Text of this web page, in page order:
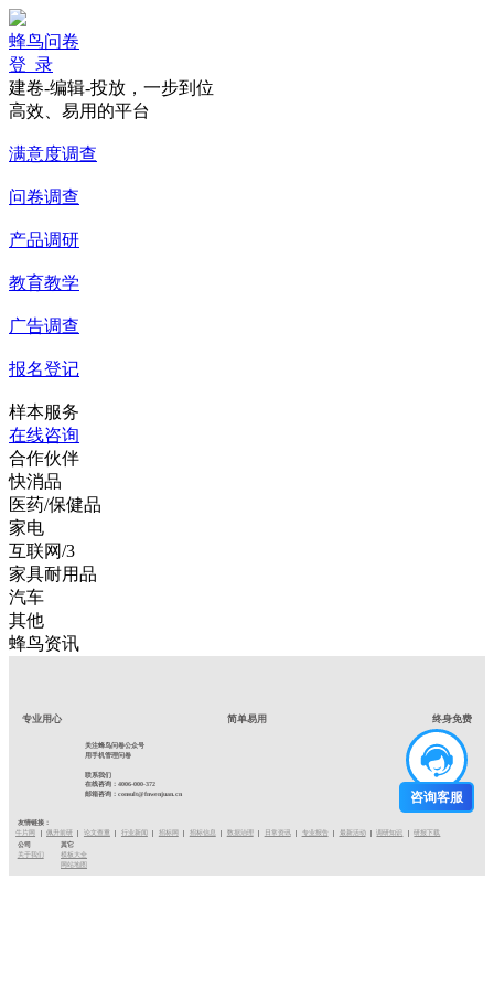
蜂鸟问卷
登 录
建卷-编辑-投放，一步到位
高效、易用的平台
满意度调查
问卷调查
产品调研
教育教学
广告调查
报名登记
样本服务
在线咨询
合作伙伴
快消品
医药/保健品
家电
互联网/3
家具耐用品
汽车
其他
蜂鸟资讯
专业用心 简单易用 终身免费
关注蜂鸟问卷公众号
用手机管理问卷
联系我们
在线咨询：4006-000-372
邮箱咨询：consult@fnwenjuan.cn
友情链接：
牛片网 佩升前研 论文查重 行业新闻 招标网 招标信息 数据治理 日常资讯 专业报告 最新活动 调研知识 研报下载
公司
关于我们
其它
模板大全
网站地图
咨询客服